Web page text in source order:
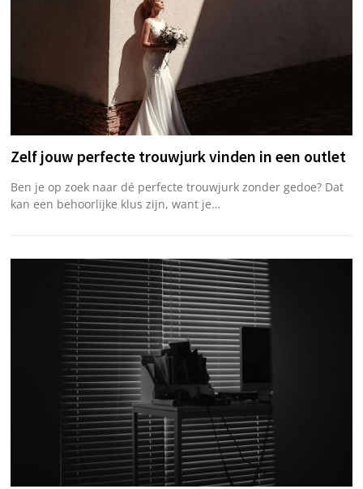
Zelf jouw perfecte trouwjurk vinden in een outlet
Ben je op zoek naar dé perfecte trouwjurk zonder gedoe? Dat
kan een behoorlijke klus zijn, want je…